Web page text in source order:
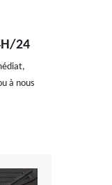
24
à nous